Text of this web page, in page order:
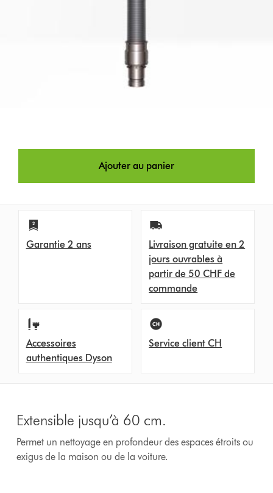
Ajouter au panier
Garantie 2 ans
Livraison gratuite en 2
jours ouvrables à
partir de 50 CHF de
commande
Accessoires
authentiques Dyson
Service client CH
Extensible jusqu’à 60 cm.
Permet un nettoyage en profondeur des espaces étroits ou
exigus de la maison ou de la voiture.